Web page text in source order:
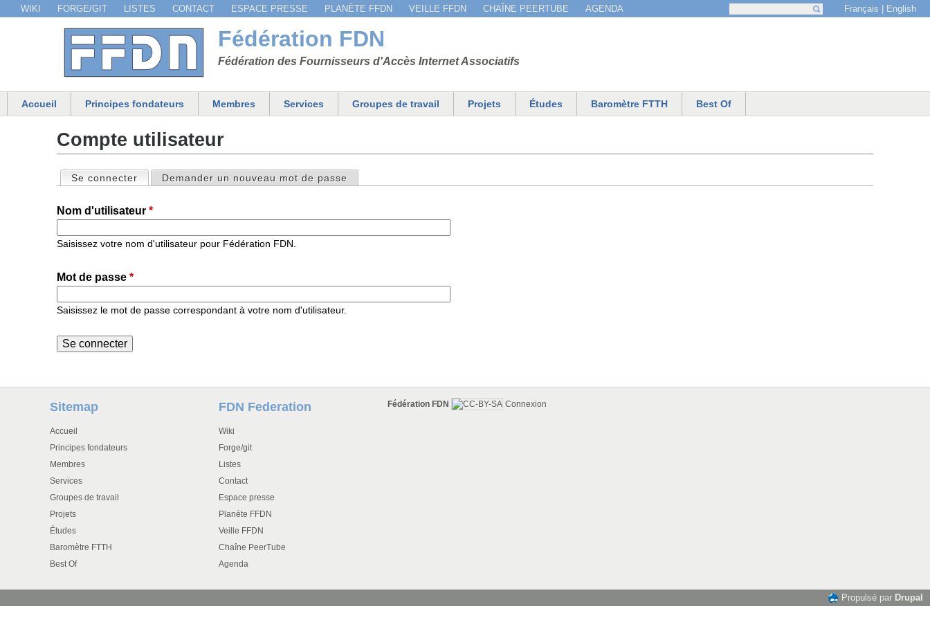
Jump to navigation
Fédération FDN
Fédération des Fournisseurs d'Accès Internet Associatifs
Menu secondaire
WIKI FORGE/GIT LISTES CONTACT ESPACE PRESSE PLANÈTE FFDN VEILLE FFDN CHAÎNE PEERTUBE AGENDA
Formulaire de recherche
Français English
Menu principal
Accueil Principes fondateurs Membres Services Groupes de travail Projets Études Baromètre FTTH Best Of
Compte utilisateur
Onglets principaux
Se connecter (onglet actif)
Demander un nouveau mot de passe
Nom d'utilisateur *
Saisissez votre nom d'utilisateur pour Fédération FDN.
Mot de passe *
Saisissez le mot de passe correspondant à votre nom d'utilisateur.
Sitemap
Accueil
Principes fondateurs
Membres
Services
Groupes de travail
Projets
Études
Baromètre FTTH
Best Of
FDN Federation
Wiki
Forge/git
Listes
Contact
Espace presse
Planète FFDN
Veille FFDN
Chaîne PeerTube
Agenda
Fédération FDN Connexion
Propulsé par Drupal